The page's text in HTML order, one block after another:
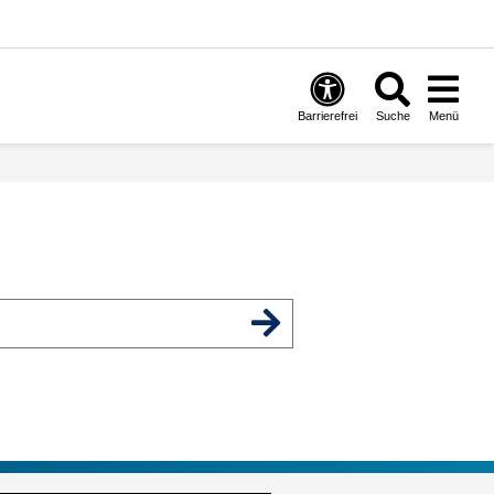
Barrierefrei Suche Menü